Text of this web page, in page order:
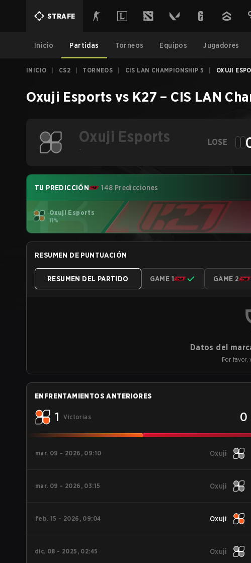
STRAFE
Inicio Partidas Torneos Equipos Jugadores
INICIO CS2 TORNEOS CIS LAN CHAMPIONSHIP 5 OXUJI
Oxuji Esports vs K27 – CIS LAN
Oxuji Esports
-
LOSE
TU PREDICCIÓN 148 Predicciones
Oxuji Esports
11%
RESUMEN DE PUNTUACIÓN
RESUMEN DEL PARTIDO GAME 1 GAME 2
Datos del
Por favor,
ENFRENTAMIENTOS ANTERIORES
1 Victorias 0
mar. 09 - 2026, 09:10 Oxuji
mar. 09 - 2026, 03:15 Oxuji
feb. 15 - 2026, 09:04 Oxuji
dic. 08 - 2025, 02:45 Oxuji